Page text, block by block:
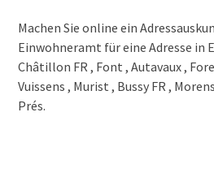
Machen Sie online ein
Einwohneramt für eine Adresse in
Châtillon FR , Font , Autavaux ,
Vuissens , Murist , Bussy FR ,
Prés.